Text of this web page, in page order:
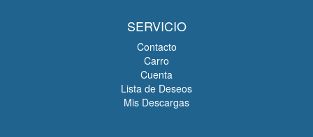
SERVICIO
Contacto
Carro
Cuenta
Lista de Deseos
Mis Descargas